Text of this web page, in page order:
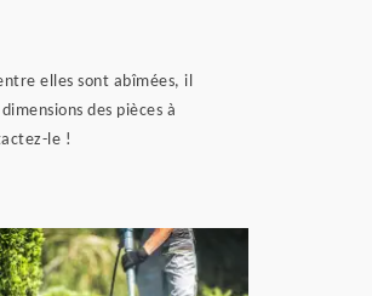
elles sont abîmées, il
des pièces à
le !